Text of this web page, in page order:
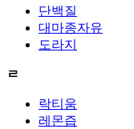
단백질
대마종자유
도라지
ㄹ
락티움
레몬즙